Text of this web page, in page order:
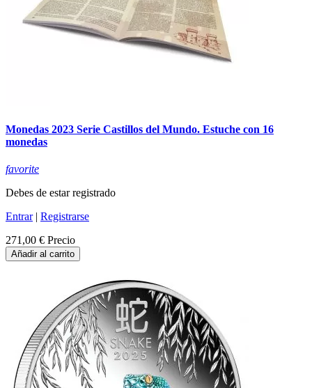
Monedas 2023 Serie Castillos del Mundo. Estuche con 16
monedas
favorite
Debes de estar registrado
Entrar| Registrarse
271,00 € Precio
Añadir al carrito